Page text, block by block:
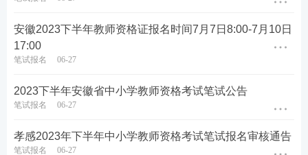
安徽2023下半年教师资格证报名时间7月7日8:00-7月10日
17:00
笔试报名 06-27
2023下半年安徽省中小学教师资格考试笔试公告
笔试报名 06-27
孝感2023年下半年中小学教师资格考试笔试报名审核通告
笔试报名 06-27